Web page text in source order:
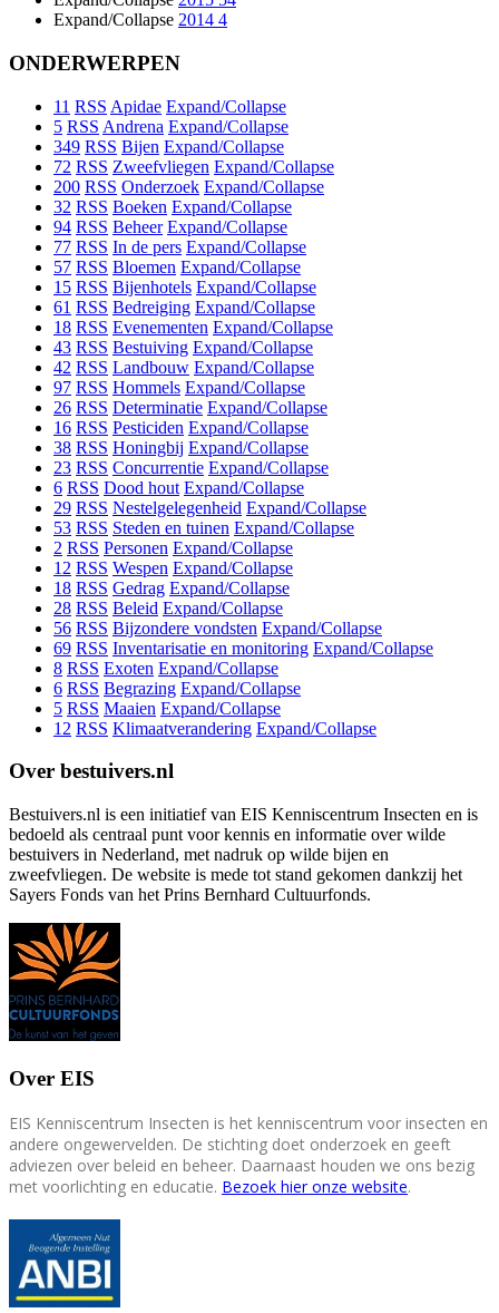
Expand/Collapse 2014 4
ONDERWERPEN
11 RSS Apidae Expand/Collapse
5 RSS Andrena Expand/Collapse
349 RSS Bijen Expand/Collapse
72 RSS Zweefvliegen Expand/Collapse
200 RSS Onderzoek Expand/Collapse
32 RSS Boeken Expand/Collapse
94 RSS Beheer Expand/Collapse
77 RSS In de pers Expand/Collapse
57 RSS Bloemen Expand/Collapse
15 RSS Bijenhotels Expand/Collapse
61 RSS Bedreiging Expand/Collapse
18 RSS Evenementen Expand/Collapse
43 RSS Bestuiving Expand/Collapse
42 RSS Landbouw Expand/Collapse
97 RSS Hommels Expand/Collapse
26 RSS Determinatie Expand/Collapse
16 RSS Pesticiden Expand/Collapse
38 RSS Honingbij Expand/Collapse
23 RSS Concurrentie Expand/Collapse
6 RSS Dood hout Expand/Collapse
29 RSS Nestelgelegenheid Expand/Collapse
53 RSS Steden en tuinen Expand/Collapse
2 RSS Personen Expand/Collapse
12 RSS Wespen Expand/Collapse
18 RSS Gedrag Expand/Collapse
28 RSS Beleid Expand/Collapse
56 RSS Bijzondere vondsten Expand/Collapse
69 RSS Inventarisatie en monitoring Expand/Collapse
8 RSS Exoten Expand/Collapse
6 RSS Begrazing Expand/Collapse
5 RSS Maaien Expand/Collapse
12 RSS Klimaatverandering Expand/Collapse
Over bestuivers.nl
Bestuivers.nl is een initiatief van EIS Kenniscentrum Insecten en is
bedoeld als centraal punt voor kennis en informatie over wilde
bestuivers in Nederland, met nadruk op wilde bijen en
zweefvliegen. De website is mede tot stand gekomen dankzij het
Sayers Fonds van het Prins Bernhard Cultuurfonds.
Over EIS
EIS Kenniscentrum Insecten is het kenniscentrum voor insecten en
andere ongewervelden. De stichting doet onderzoek en geeft
adviezen over beleid en beheer. Daarnaast houden we ons bezig
met voorlichting en educatie. Bezoek hier onze website.